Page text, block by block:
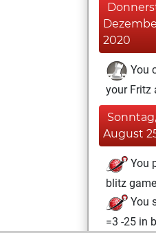
2020
You
your Fritz
Sonntag,
August
You
blitz
You
=3 -25 in